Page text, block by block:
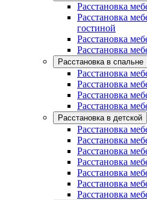
Расстановка
Расстановка
гостиной
Расстановка
Расстановка
Расстановка в спальне
Расстановка
Расстановка
Расстановка
Расстановка
Расстановка в детской
Расстановка
Расстановка
Расстановка
Расстановка
Расстановка
Расстановка
Расстановка